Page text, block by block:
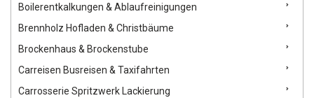
Boilerentkalkungen & Ablaufreinigungen
Brennholz Hofladen & Christbäume
Brockenhaus & Brockenstube
Carreisen Busreisen & Taxifahrten
Carrosserie Spritzwerk Lackierung